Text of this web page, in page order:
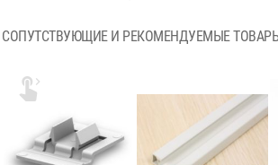
СОПУТСТВУЮЩИЕ И РЕКОМЕНДУЕМЫЕ
